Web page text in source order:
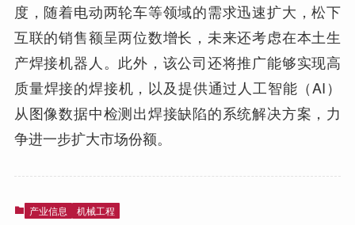
度，随着电动两轮车等领域的需求迅速扩大，松下
互联的销售额呈两位数增长，未来还考虑在本土生
产焊接机器人。此外，该公司还将推广能够实现高
质量焊接的焊接机，以及提供通过人工智能（AI）
从图像数据中检测出焊接缺陷的系统解决方案，力
争进一步扩大市场份额。
产业信息 机械工程